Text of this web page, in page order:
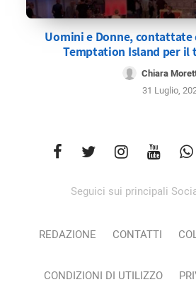
Uomini e Donne, contattate
Temptation Island per il
Chiara
31 Luglio,
Seguici sui principali
REDAZIONE CONTATTI
CONDIZIONI DI UTILIZZO